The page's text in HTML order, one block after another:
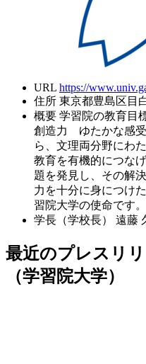
URL https://
住所 東京都豊島区目
概要 学習院の教育目
創造力 ゆたかな感
ら、文理両分野にわ
教育を有機的につな
題を発見し、その解
力を十分に身につけ
習院大学の使命です。
学長（学校長）
遠藤
最近のプレスリ
（学習院大学）